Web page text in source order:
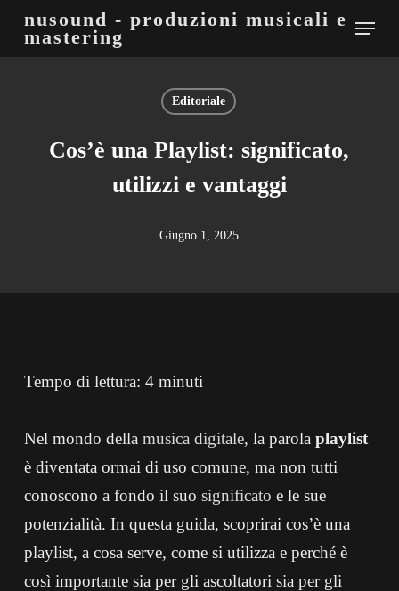
Skipnusound - produzioni musicali e
mastering
Menu
Editoriale
Cos’è una Playlist: significato,
utilizzi e vantaggi
Giugno 1, 2025
Tempo di lettura: 4 minuti
Nel mondo della musica digitale, la parola playlist
è diventata ormai di uso comune, ma non tutti
conoscono a fondo il suo significato e le sue
potenzialità. In questa guida, scoprirai cos’è una
playlist, a cosa serve, come si utilizza e perché è
così importante sia per gli ascoltatori sia per gli